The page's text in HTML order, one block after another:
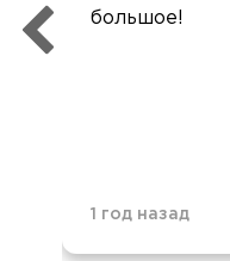
большое!
1 год назад